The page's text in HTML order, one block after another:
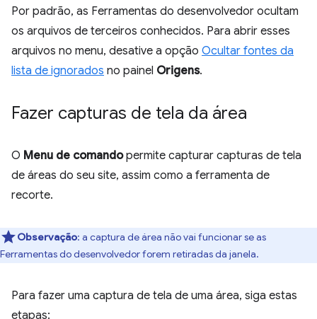
Por padrão, as Ferramentas do desenvolvedor ocultam
os arquivos de terceiros conhecidos. Para abrir esses
arquivos no menu, desative a opção Ocultar fontes da
lista de ignorados no painel Origens.
Fazer capturas de tela da área
O Menu de comandopermite capturar capturas de tela
de áreas do seu site, assim como a ferramenta de
recorte.
Observação: a captura de área não vai funcionar se as
Ferramentas do desenvolvedor forem retiradas da janela.
Para fazer uma captura de tela de uma área, siga estas
etapas: